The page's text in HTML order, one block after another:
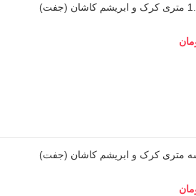
فرش دستباف 1.5 متری کرک و ابریشم کاشان (جفت)
متری کرک و ابریشم کاشان (جفت)